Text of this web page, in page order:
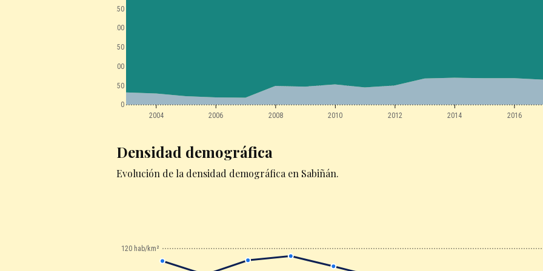
2004 2006 2008 2010 2012 2014 2016
0
50
100
150
200
250
Densidad demográfica
Evolución de la densidad demográfica en Sabiñán.
120 hab/km²